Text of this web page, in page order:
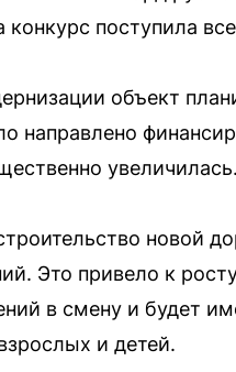
поступила
объект
направлено
увеличилась.
новой
Это привело к
в смену и будет
и детей.